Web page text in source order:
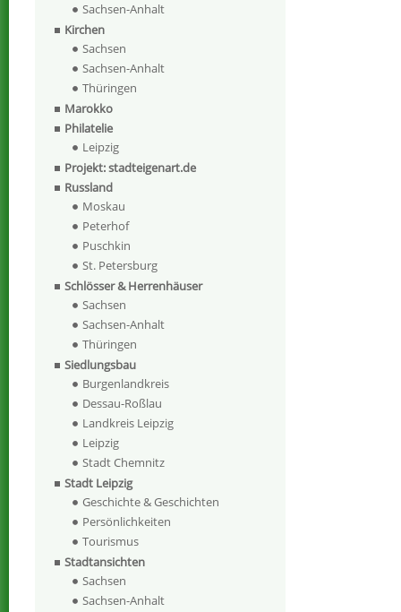
Sachsen-Anhalt
Kirchen
Sachsen
Sachsen-Anhalt
Thüringen
Marokko
Philatelie
Leipzig
Projekt: stadteigenart.de
Russland
Moskau
Peterhof
Puschkin
St. Petersburg
Schlösser & Herrenhäuser
Sachsen
Sachsen-Anhalt
Thüringen
Siedlungsbau
Burgenlandkreis
Dessau-Roßlau
Landkreis Leipzig
Leipzig
Stadt Chemnitz
Stadt Leipzig
Geschichte & Geschichten
Persönlichkeiten
Tourismus
Stadtansichten
Sachsen
Sachsen-Anhalt